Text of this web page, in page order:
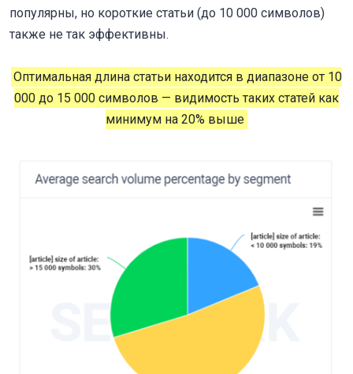
популярны, но короткие статьи (до 10 000 символов)
также не так эффективны.
Оптимальная длина статьи находится в диапазоне от 10
000 до 15 000 символов — видимость таких статей как
минимум на 20% выше